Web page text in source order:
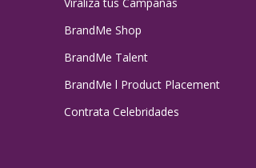
Viraliza tus Campañas
BrandMe Shop
BrandMe Talent
BrandMe l Product Placement
Contrata Celebridades